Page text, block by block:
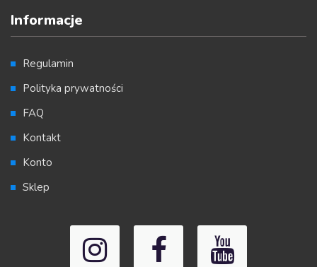
Informacje
Regulamin
Polityka prywatności
FAQ
Kontakt
Konto
Sklep